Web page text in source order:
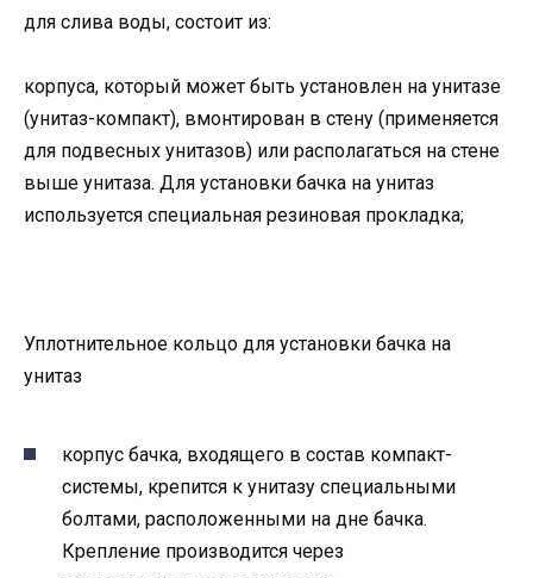
для слива воды, состоит из:
корпуса, который может быть установлен на унитазе
(унитаз-компакт), вмонтирован в стену (применяется
для подвесных унитазов) или располагаться на стене
выше унитаза. Для установки бачка на унитаз
используется специальная резиновая прокладка;
Уплотнительное кольцо для установки бачка на
унитаз
корпус бачка, входящего в состав компакт-
системы, крепится к унитазу специальными
болтами, расположенными на дне бачка.
Крепление производится через